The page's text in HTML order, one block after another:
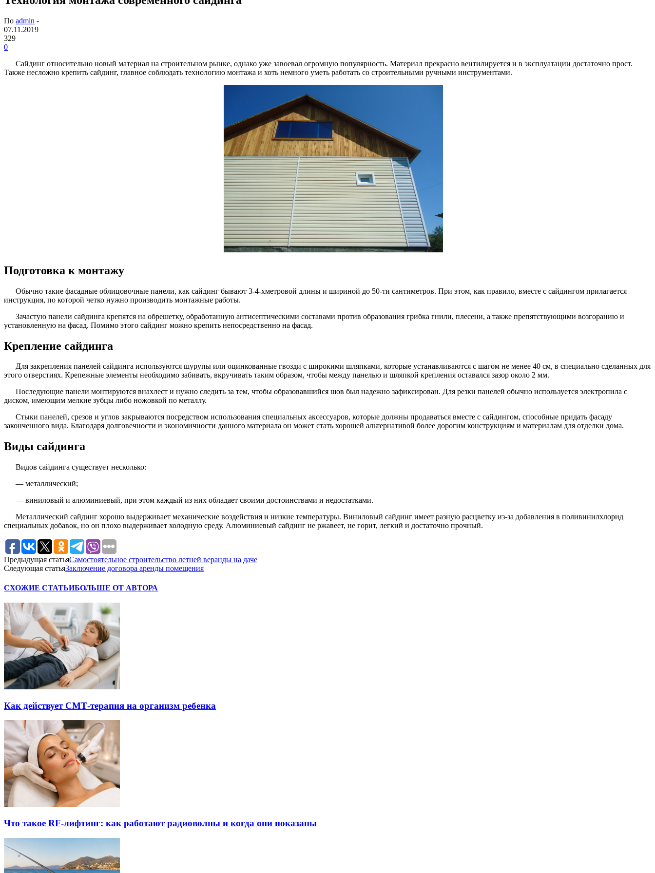
По admin -
07.11.2019
329
0
Сайдинг относительно новый материал на строительном рынке, однако уже завоевал огромную популярность. Материал прекрасно вентилируется и в эксплуатации достаточно прост.
Также несложно крепить сайдинг, главное соблюдать технологию монтажа и хоть немного уметь работать со строительными ручными инструментами.
Подготовка к монтажу
Обычно такие фасадные облицовочные панели, как сайдинг бывают 3-4-хметровой длины и шириной до 50-ти сантиметров. При этом, как правило, вместе с сайдингом прилагается
инструкция, по которой четко нужно производить монтажные работы.
Зачастую панели сайдинга крепятся на обрешетку, обработанную антисептическими составами против образования грибка гнили, плесени, а также препятствующими возгоранию и
установленную на фасад. Помимо этого сайдинг можно крепить непосредственно на фасад.
Крепление сайдинга
Для закрепления панелей сайдинга используются шурупы или оцинкованные гвозди с широкими шляпками, которые устанавливаются с шагом не менее 40 см, в специально сделанных для
этого отверстиях. Крепежные элементы необходимо забивать, вкручивать таким образом, чтобы между панелью и шляпкой крепления оставался зазор около 2 мм.
Последующие панели монтируются внахлест и нужно следить за тем, чтобы образовавшийся шов был надежно зафиксирован. Для резки панелей обычно используется электропила с
диском, имеющим мелкие зубцы либо ножовкой по металлу.
Стыки панелей, срезов и углов закрываются посредством использования специальных аксессуаров, которые должны продаваться вместе с сайдингом, способные придать фасаду
законченного вида. Благодаря долговечности и экономичности данного материала он может стать хорошей альтернативой более дорогим конструкциям и материалам для отделки дома.
Виды сайдинга
Видов сайдинга существует несколько:
— металлический;
— виниловый и алюминиевый, при этом каждый из них обладает своими достоинствами и недостатками.
Металлический сайдинг хорошо выдерживает механические воздействия и низкие температуры. Виниловый сайдинг имеет разную расцветку из-за добавления в поливинилхлорид
специальных добавок, но он плохо выдерживает холодную среду. Алюминиевый сайдинг не ржавеет, не горит, легкий и достаточно прочный.
Предыдущая статьяСамостоятельное строительство летней веранды на даче
Следующая статьяЗаключение договора аренды помещения
СХОЖИЕ СТАТЬИБОЛЬШЕ ОТ АВТОРА
Как действует СМТ-терапия на организм ребенка
Что такое RF-лифтинг: как работают радиоволны и когда они показаны